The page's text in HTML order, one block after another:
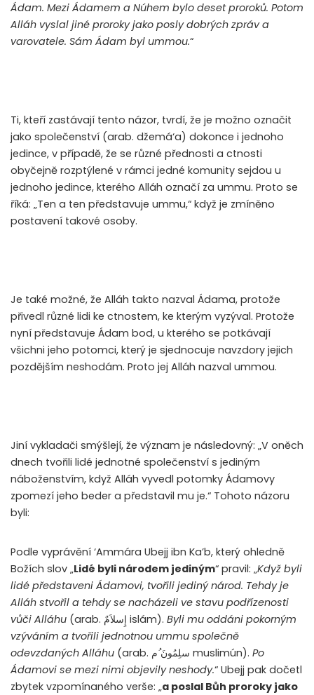
Ádam. Mezi Ádamem a Núhem bylo deset proroků. Potom
Alláh vyslal jiné proroky jako posly dobrých zpráv a
varovatele. Sám Ádam byl ummou.“
Ti, kteří zastávají tento názor, tvrdí, že je možno označit
jako společenství (arab. džemá‘a) dokonce i jednoho
jedince, v případě, že se různé přednosti a ctnosti
obyčejně rozptýlené v rámci jedné komunity sejdou u
jednoho jedince, kterého Alláh označí za ummu. Proto se
říká: „Ten a ten představuje ummu,“ když je zmíněno
postavení takové osoby.
Je také možné, že Alláh takto nazval Ádama, protože
přivedl různé lidi ke ctnostem, ke kterým vyzýval. Protože
nyní představuje Ádam bod, u kterého se potkávají
všichni jeho potomci, který je sjednocuje navzdory jejich
pozdějším neshodám. Proto jej Alláh nazval ummou.
Jiní vykladači smýšlejí, že význam je následovný: „V oněch
dnech tvořili lidé jednotné společenství s jediným
náboženstvím, když Alláh vyvedl potomky Ádamovy
zpomezí jeho beder a představil mu je.“ Tohoto názoru
byli:
Podle vyprávění ‘Ammára Ubejj ibn Ka’b, který ohledně
Božích slov „Lidé byli národem jediným“ pravil: „Když byli
lidé představeni Ádamovi, tvořili jediný národ. Tehdy je
Alláh stvořil a tehdy se nacházeli ve stavu podřízenosti
vůči Alláhu (arab. إِسلاَمٌ islám). Byli mu oddáni pokorným
vzýváním a tvořili jednotnou ummu společně
odevzdaných Alláhu (arab. مسلِمُونَ muslimún). Po
Ádamovi se mezi nimi objevily neshody.“ Ubejj pak dočetl
zbytek vzpomínaného verše: „a poslal Bůh proroky jako